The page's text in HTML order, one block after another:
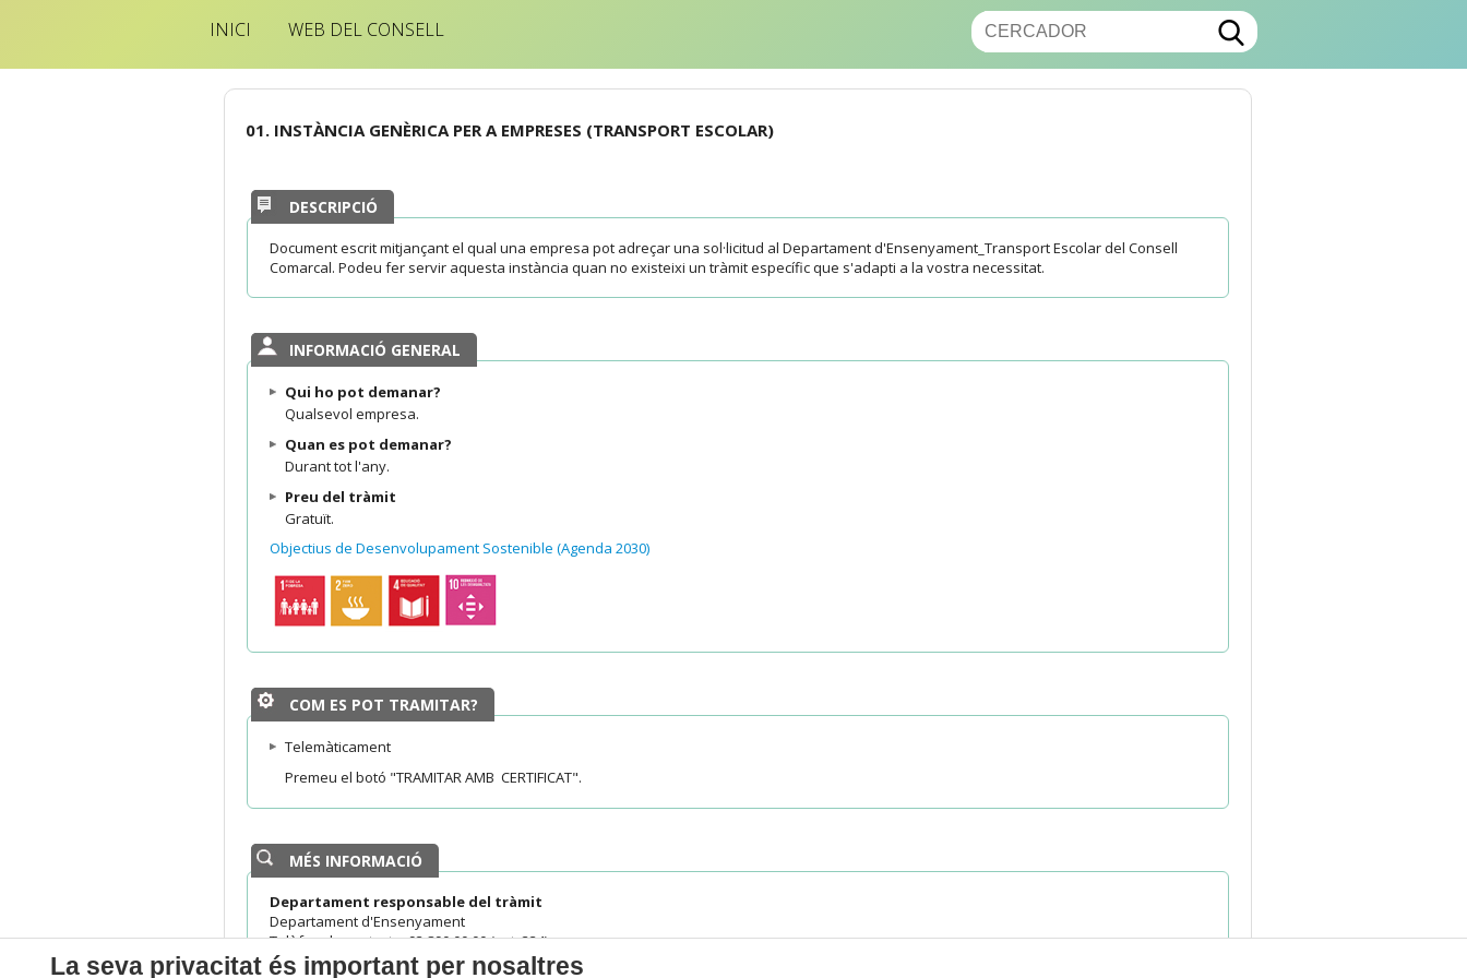
INICI WEB DEL CONSELL
01. INSTÀNCIA GENÈRICA PER A EMPRESES (TRANSPORT ESCOLAR)
DESCRIPCIÓ
Document escrit mitjançant el qual una empresa pot adreçar una sol·licitud al Departament d'Ensenyament_Transport Escolar del Consell
Comarcal. Podeu fer servir aquesta instància quan no existeixi un tràmit específic que s'adapti a la vostra necessitat.
INFORMACIÓ GENERAL
Qui ho pot demanar?
Qualsevol empresa.
Quan es pot demanar?
Durant tot l'any.
Preu del tràmit
Gratuït.
Objectius de Desenvolupament Sostenible (Agenda 2030)
COM ES POT TRAMITAR?
Telemàticament
Premeu el botó "TRAMITAR AMB CERTIFICAT".
MÉS INFORMACIÓ
Departament responsable del tràmit
Departament d'Ensenyament
Telèfon de contacte: 93 890 00 00 (ext. 334)
La seva privacitat és important per nosaltres